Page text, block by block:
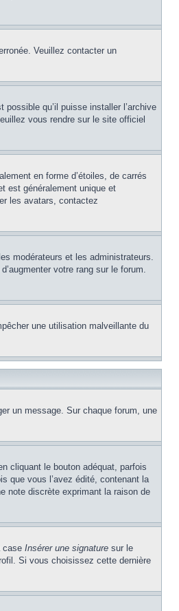
Veuillez contacter un
qu’il puisse installer l’archive
vous rendre sur le site officiel
en forme d’étoiles, de carrés
est généralement unique et
les avatars, contactez
modérateurs et les administrateurs.
votre rang sur le forum.
une utilisation malveillante du
un message. Sur chaque forum, une
cliquant le bouton adéquat, parfois
que vous l’avez édité, contenant la
note discrète exprimant la raison de
case Insérer une signature sur le
Si vous choisissez cette dernière